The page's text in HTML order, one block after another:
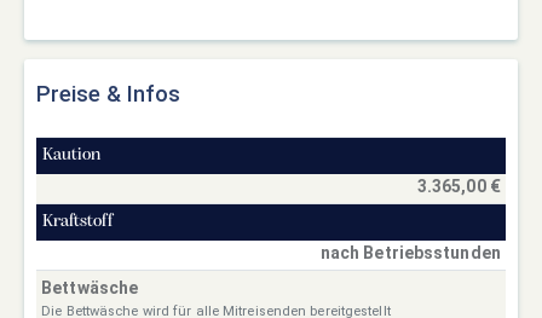
Preise & Infos
Kaution
3.365,00 €
Kraftstoff
nach Betriebsstunden
Bettwäsche
Die Bettwäsche wird für alle Mitreisenden bereitgestellt